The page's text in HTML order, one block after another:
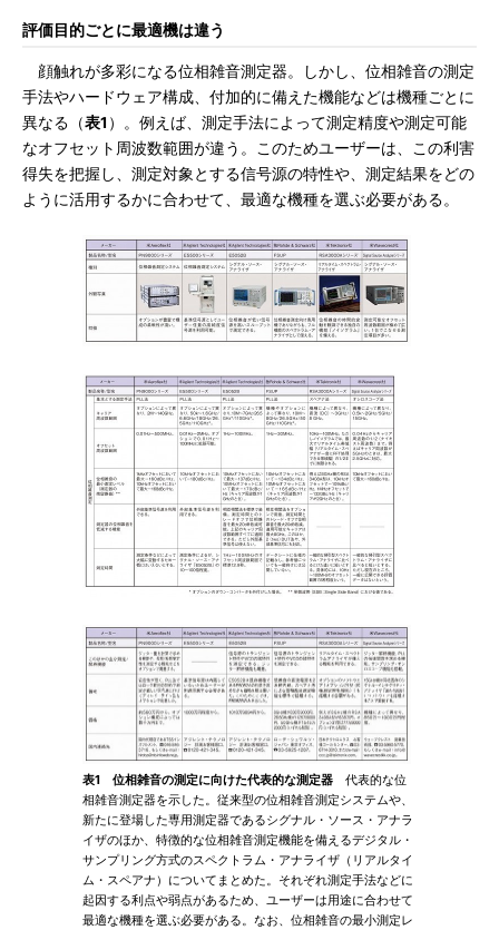
評価目的ごとに最適機は違う
顔触れが多彩になる位相雑音測定器。しかし、位相雑音の測定
手法やハードウェア構成、付加的に備えた機能などは機種ごとに
異なる（表1 ）。例えば、測定手法によって測定精度や測定可能
なオフセット周波数範囲が違う。このためユーザーは、この利害
得失を把握し、測定対象とする信号源の特性や、測定結果をどの
ように活用するかに合わせて、最適な機種を選ぶ必要がある。
表1 位相雑音の測定に向けた代表的な測定器 代表的な位
相雑音測定器を示した。従来型の位相雑音測定システムや、
新たに登場した専用測定器であるシグナル・ソース・アナラ
イザのほか、特徴的な位相雑音測定機能を備えるデジタル・
サンプリング方式のスペクトラム・アナライザ（リアルタイ
ム・スペアナ）についてまとめた。それぞれ測定手法などに
起因する利点や弱点があるため、ユーザーは用途に合わせて
最適な機種を選ぶ必要がある。なお、位相雑音の最小測定レ